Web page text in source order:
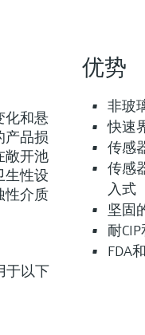
化和悬
产品损
敞开池
生性设
性介质
于以下
优势
非玻
快速
传感
传感
入式
坚固
耐
FDA
各类仪表选
选型 (6) 当前结果